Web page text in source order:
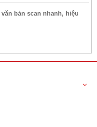
bản scan nhanh, hiệu